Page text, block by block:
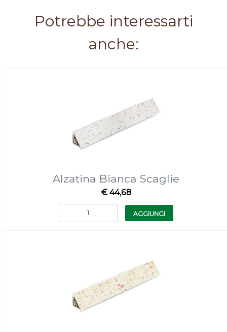
Potrebbe interessarti
anche:
Alzatina Bianca Scaglie
€ 44,68
Quantità
AGGIUNGI